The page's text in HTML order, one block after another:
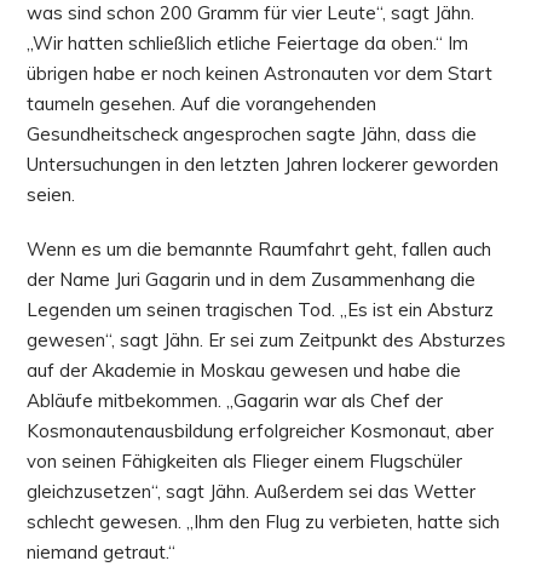
was sind schon 200 Gramm für vier Leute“, sagt Jähn.
„Wir hatten schließlich etliche Feiertage da oben.“ Im
übrigen habe er noch keinen Astronauten vor dem Start
taumeln gesehen. Auf die vorangehenden
Gesundheitscheck angesprochen sagte Jähn, dass die
Untersuchungen in den letzten Jahren lockerer geworden
seien.
Wenn es um die bemannte Raumfahrt geht, fallen auch
der Name Juri Gagarin und in dem Zusammenhang die
Legenden um seinen tragischen Tod. „Es ist ein Absturz
gewesen“, sagt Jähn. Er sei zum Zeitpunkt des Absturzes
auf der Akademie in Moskau gewesen und habe die
Abläufe mitbekommen. „Gagarin war als Chef der
Kosmonautenausbildung erfolgreicher Kosmonaut, aber
von seinen Fähigkeiten als Flieger einem Flugschüler
gleichzusetzen“, sagt Jähn. Außerdem sei das Wetter
schlecht gewesen. „Ihm den Flug zu verbieten, hatte sich
niemand getraut.“